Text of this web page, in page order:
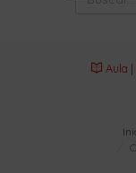
Aula |